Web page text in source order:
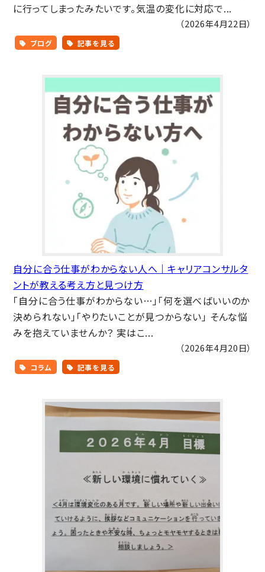
に行ってしまったみたいです。気温の変化に対応で...
（2026年4月22日）
ブログ 記事を見る
自分に合う仕事がわからない人へ｜キャリアコンサルタ
ントが教える考え方と見つけ方
「自分に合う仕事がわからない…」「何を選べばいいのか
決められない」「やりたいことが見つからない」 そんな悩
みを抱えていませんか？ 実はこ...
（2026年4月20日）
コラム 記事を見る